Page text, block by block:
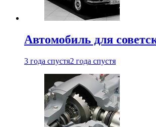
Автомобиль для
3 года спустя2 года спустя